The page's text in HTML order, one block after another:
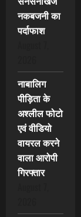
नकबजनी का
पर्दाफाश
नाबालिग
पीड़िता के
अश्लील फोटो
एवं वीडियो
वायरल करने
वाला आरोपी
गिरफ्तार